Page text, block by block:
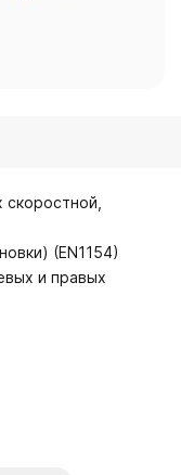
(EN1154)
и правых